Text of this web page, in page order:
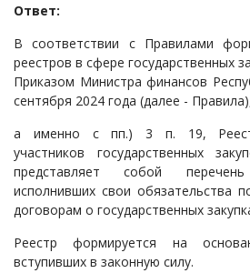
Ответ:
В соответствии с Правилами
реестров в сфере государственных
Приказом Министра финансов
сентября 2024 года (далее -
а именно с пп.) 3 п. 19,
участников государственных
представляет собой
исполнивших свои обязательства
договорам о государственных
Реестр формируется на
вступивших в законную силу.